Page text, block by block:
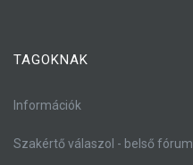
TAGOKNAK
Információk
Szakértő válaszol - belső fórum